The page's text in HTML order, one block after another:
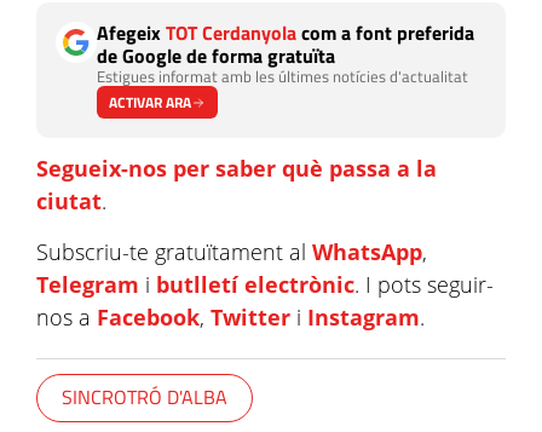
AfegeixTOT Cerdanyolacom a font preferida
de Google de forma gratuïta
Estigues informat amb les últimes notícies d'actualitat
ACTIVAR ARA
Segueix-nos per saber què passa a la
ciutat.
Subscriu-te gratuïtament al WhatsApp,
Telegram i butlletí electrònic. I pots seguir-
nos a Facebook, Twitter i Instagram.
SINCROTRÓ D'ALBA